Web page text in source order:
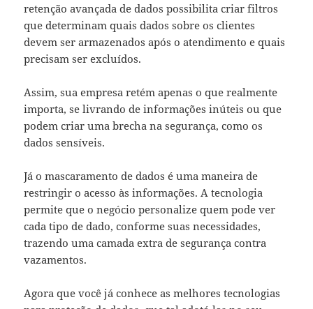
retenção avançada de dados possibilita criar filtros
que determinam quais dados sobre os clientes
devem ser armazenados após o atendimento e quais
precisam ser excluídos.
Assim, sua empresa retém apenas o que realmente
importa, se livrando de informações inúteis ou que
podem criar uma brecha na segurança, como os
dados sensíveis.
Já o mascaramento de dados é uma maneira de
restringir o acesso às informações. A tecnologia
permite que o negócio personalize quem pode ver
cada tipo de dado, conforme suas necessidades,
trazendo uma camada extra de segurança contra
vazamentos.
Agora que você já conhece as melhores tecnologias